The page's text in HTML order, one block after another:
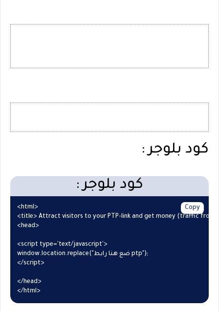
كود بلوجر :
كود بلوجر :
<html>
<title> Attract visitors to your PTP-link and get money (traffic from
<head>
<script type='text/javascript'>
window.location.replace("ضع هنا رابط ptp");
</script>
</head>
Copy